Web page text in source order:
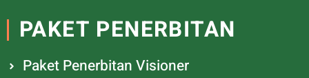
PAKET PENERBITAN
Paket Penerbitan Visioner